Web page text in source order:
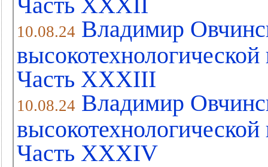
Часть XХXII
10.08.24 Владимир
Часть XХXIII
10.08.24 Владимир
Часть XХXIV